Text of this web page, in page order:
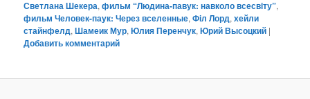
Светлана Шекера,фильм “Людина-павук: навколо всесвiту”,
фильм Человек-паук: Через вселенные,Філ Лорд,хейли
стайнфелд,Шамеик Мур,Юлия Перенчук,Юрий Высоцкий |
Добавить комментарий